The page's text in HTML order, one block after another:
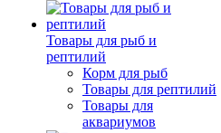
Товары для рыб и
рептилий
Корм для рыб
Товары для рептилий
Товары для
аквариумов